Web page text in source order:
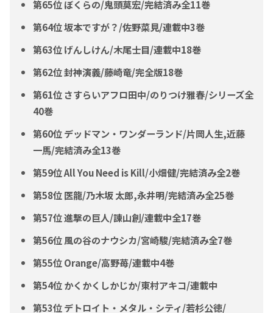
第65位 ぼくらの/鬼頭莫宏/完結済み全11巻
第64位 坂本ですが？/佐野菜見/連載中3巻
第63位 げんしけん/木尾士目/連載中18巻
第62位 封神演義/藤崎竜/完全版18巻
第61位 さすらいアフロ田中/のりつけ雅春/シリーズ全
40巻
第60位 デッドマン・ワンダーランド/片岡人生,近藤
一馬/完結済み全13巻
第59位 All You Need is Kill/小畑健/完結済み全2巻
第58位 医龍/乃木坂 太郎,永井明/完結済み全25巻
第57位 進撃の巨人/諫山創/連載中全17巻
第56位 風の谷のナウシカ/宮崎駿/完結済み全7巻
第55位 Orange/高野苺/連載中4巻
第54位 かくかくしかじか/東村アキコ/連載中
第53位 デトロイト・メタル・シティ/若杉公徳/